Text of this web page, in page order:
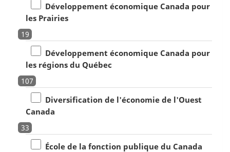
Développement économique Canada pour
les Prairies
19
Développement économique Canada pour
les régions du Québec
107
Diversification de l'économie de l'Ouest
Canada
33
École de la fonction publique du Canada